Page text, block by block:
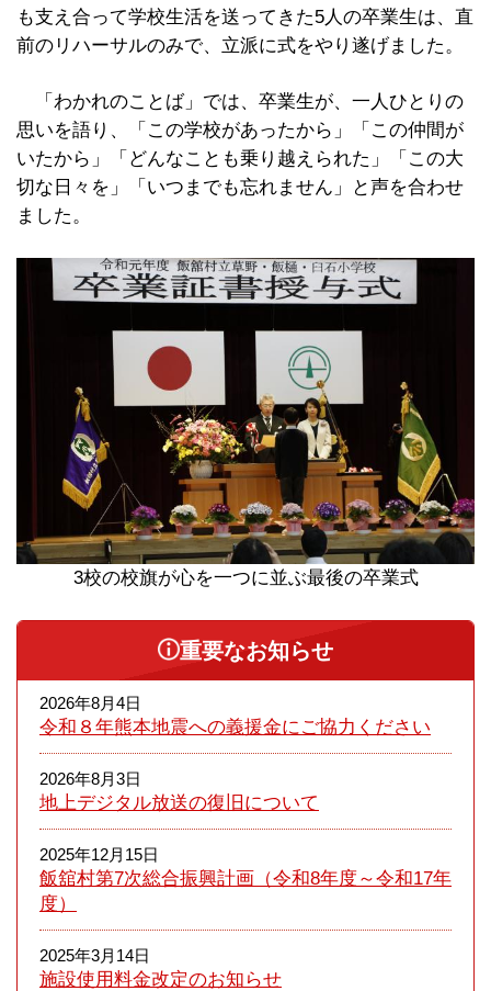
も支え合って学校生活を送ってきた5人の卒業生は、直
前のリハーサルのみで、立派に式をやり遂げました。
「わかれのことば」では、卒業生が、一人ひとりの
思いを語り、「この学校があったから」「この仲間が
いたから」「どんなことも乗り越えられた」「この大
切な日々を」「いつまでも忘れません」と声を合わせ
ました。
3校の校旗が心を一つに並ぶ最後の卒業式
重要なお知らせ
2026年8月4日
令和８年熊本​地震への義援金にご協力ください
2026年8月3日
地上デジタル放送の復旧について
2025年12月15日
飯舘村第7次総合振興計画（令和8年度～令和17年
度）
2025年3月14日
施設使用料金改定のお知らせ